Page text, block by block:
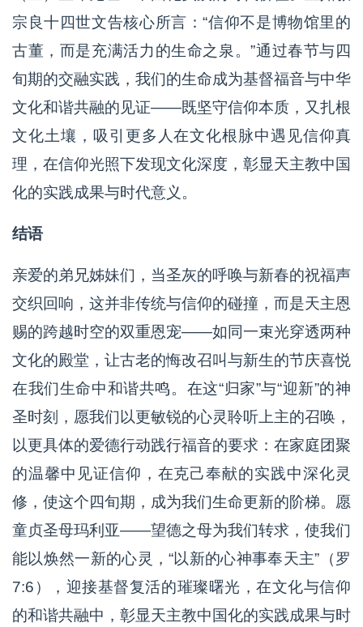
宗良十四世文告核心所言：“信仰不是博物馆里的
古董，而是充满活力的生命之泉。”通过春节与四
旬期的交融实践，我们的生命成为基督福音与中华
文化和谐共融的见证——既坚守信仰本质，又扎根
文化土壤，吸引更多人在文化根脉中遇见信仰真
理，在信仰光照下发现文化深度，彰显天主教中国
化的实践成果与时代意义。
结语
亲爱的弟兄姊妹们，当圣灰的呼唤与新春的祝福声
交织回响，这并非传统与信仰的碰撞，而是天主恩
赐的跨越时空的双重恩宠——如同一束光穿透两种
文化的殿堂，让古老的悔改召叫与新生的节庆喜悦
在我们生命中和谐共鸣。在这“归家”与“迎新”的神
圣时刻，愿我们以更敏锐的心灵聆听上主的召唤，
以更具体的爱德行动践行福音的要求：在家庭团聚
的温馨中见证信仰，在克己奉献的实践中深化灵
修，使这个四旬期，成为我们生命更新的阶梯。愿
童贞圣母玛利亚——望德之母为我们转求，使我们
能以焕然一新的心灵，“以新的心神事奉天主”（罗
7:6），迎接基督复活的璀璨曙光，在文化与信仰
的和谐共融中，彰显天主教中国化的实践成果与时